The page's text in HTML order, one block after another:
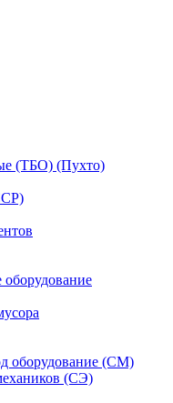
(ТБО) (Пухто)
оборудование (СМ)
(СЭ)